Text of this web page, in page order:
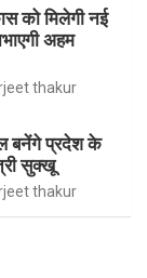
को मिलेगी नई
अहम
thakur
बनेंगे प्रदेश के
सुक्खू
thakur